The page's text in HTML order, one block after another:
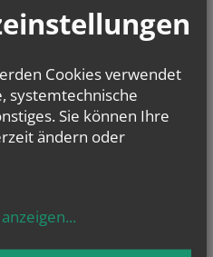
Cookies verwendet
systemtechnische
Sie können Ihre
ändern oder
...